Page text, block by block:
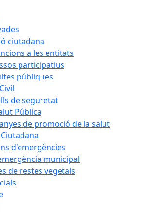
ciutadana
a les entitats
participatius
públiques
de seguretat
Pública
de promoció de la salut
d'emergències
municipal
de restes vegetals